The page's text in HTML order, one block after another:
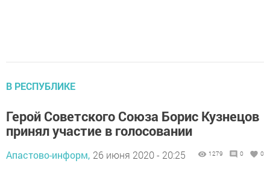
В РЕСПУБЛИКЕ
Герой Советского Союза Борис Кузнецов
принял участие в голосовании
Апастово-информ, 26 июня 2020 - 20:25 1279 0 0